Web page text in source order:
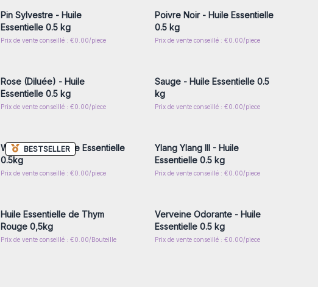
Pin Sylvestre - Huile
Essentielle 0.5 kg
Prix de vente conseillé : €0.00/piece
Poivre Noir - Huile Essentielle
0.5 kg
Prix de vente conseillé : €0.00/piece
Connectez-vous ou inscrivez-
Rose (Diluée) - Huile
Essentielle 0.5 kg
Prix de vente conseillé : €0.00/piece
Connectez-vous ou inscrivez-
Sauge - Huile Essentielle 0.5
kg
Prix de vente conseillé : €0.00/piece
BESTSELLER
Connectez-vous ou inscrivez-
Wintergreen - Huile Essentielle
0.5kg
Prix de vente conseillé : €0.00/piece
Connectez-vous ou inscrivez-
Ylang Ylang III - Huile
Essentielle 0.5 kg
Prix de vente conseillé : €0.00/piece
Connectez-vous ou inscrivez-
Huile Essentielle de Thym
Rouge 0,5kg
Prix de vente conseillé : €0.00/Bouteille
Connectez-vous ou inscrivez-
Verveine Odorante - Huile
Essentielle 0.5 kg
Prix de vente conseillé : €0.00/piece